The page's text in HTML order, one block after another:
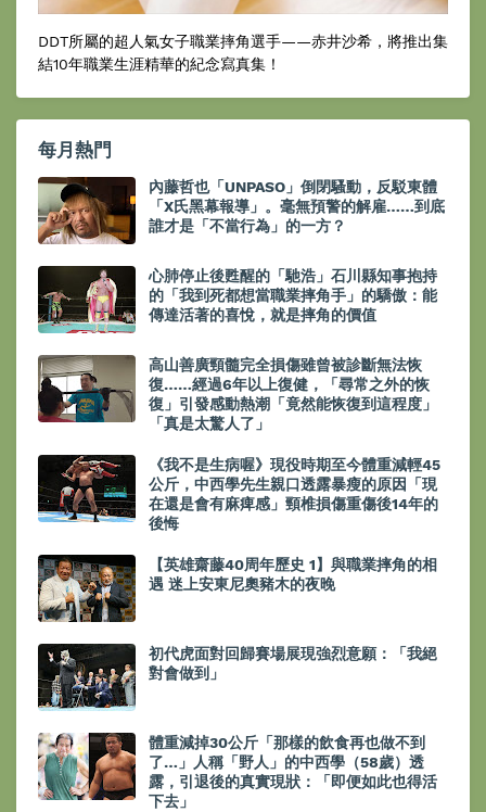
DDT所屬的超人氣女子職業摔角選手——赤井沙希，將推出集
結10年職業生涯精華的紀念寫真集！
每月熱門
內藤哲也「UNPASO」倒閉騷動，反駁東體
「X氏黑幕報導」。毫無預警的解雇……到底
誰才是「不當行為」的一方？
心肺停止後甦醒的「馳浩」石川縣知事抱持
的「我到死都想當職業摔角手」的驕傲：能
傳達活著的喜悅，就是摔角的價值
高山善廣頸髓完全損傷雖曾被診斷無法恢
復……經過6年以上復健，「尋常之外的恢
復」引發感動熱潮「竟然能恢復到這程度」
「真是太驚人了」
《我不是生病喔》現役時期至今體重減輕45
公斤，中西學先生親口透露暴瘦的原因「現
在還是會有麻痺感」頸椎損傷重傷後14年的
後悔
【英雄齋藤40周年歷史 1】與職業摔角的相
遇 迷上安東尼奧豬木的夜晚
初代虎面對回歸賽場展現強烈意願：「我絕
對會做到」
體重減掉30公斤「那樣的飲食再也做不到
了…」人稱「野人」的中西學（58歲）透
露，引退後的真實現狀：「即便如此也得活
下去」